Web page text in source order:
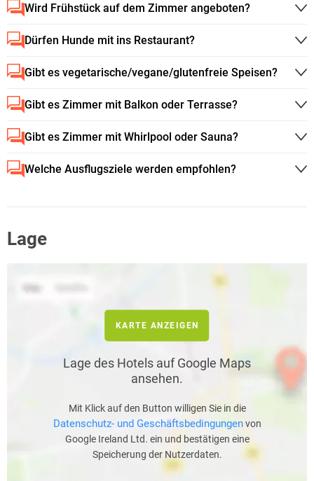
Wird Frühstück auf dem Zimmer angeboten?
Dürfen Hunde mit ins Restaurant?
Gibt es vegetarische/vegane/glutenfreie Speisen?
Gibt es Zimmer mit Balkon oder Terrasse?
Gibt es Zimmer mit Whirlpool oder Sauna?
Welche Ausflugsziele werden empfohlen?
Lage
KARTE ANZEIGEN
Lage des Hotels auf Google Maps
ansehen.
Mit Klick auf den Button willigen Sie in die
Datenschutz- und Geschäftsbedingungenvon
Google Ireland Ltd. ein und bestätigen eine
Speicherung der Nutzerdaten.